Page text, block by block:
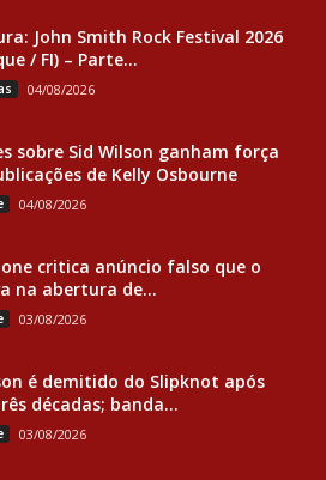
John Smith Rock Festival 2026
/ FI) – Parte...
04/08/2026
sobre Sid Wilson ganham força
de Kelly Osbourne
04/08/2026
critica anúncio falso que o
na abertura de...
03/08/2026
é demitido do Slipknot após
décadas; banda...
03/08/2026